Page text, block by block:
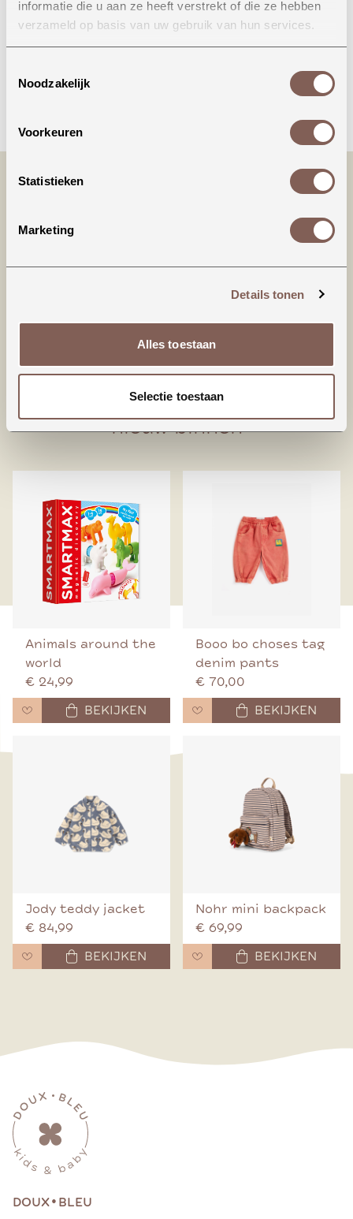
informatie die u aan ze heeft verstrekt of die ze hebben
verzameld op basis van uw gebruik van hun services.
Noodzakelijk
Voorkeuren
Statistieken
Marketing
Details tonen
Alles toestaan
Selectie toestaan
Onze winkel in Uden
Bekijk openingstijden
Productinformatie
95% Biologisch katoen
5% Elastaan
nieuw binnen
Animals around the
world
€ 24,99
BEKIJKEN
Booo bo choses tag
denim pants
€ 70,00
BEKIJKEN
Jody teddy jacket
€ 84,99
BEKIJKEN
Nohr mini backpack
€ 69,99
BEKIJKEN
DOUX• BLEU